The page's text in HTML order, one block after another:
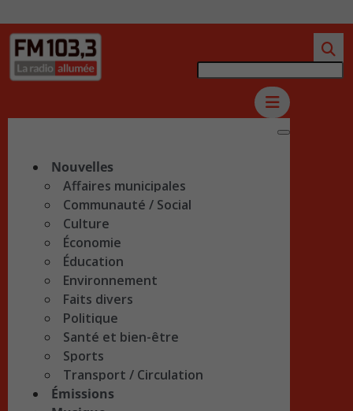
Nouvelles
Affaires municipales
Communauté / Social
Culture
Économie
Éducation
Environnement
Faits divers
Politique
Santé et bien-être
Sports
Transport / Circulation
Émissions